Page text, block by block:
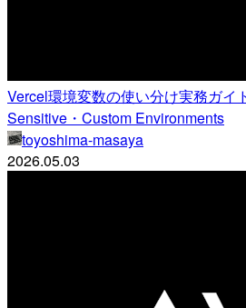
Vercel環境変数の使い分け実務ガイ
Sensitive・Custom Environments
toyoshima-masaya
2026.05.03